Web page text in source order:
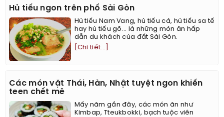
Hủ tiếu ngon trên phố Sài Gòn
Hủ tiếu Nam Vang, hủ tiếu cá, hủ tiếu sa tế
hay hủ tiếu gõ... là những món ăn hấp
dẫn du khách của đất Sài Gòn.
[Chi tiết...]
Các món vặt Thái, Hàn, Nhật tuyệt ngon khiến
teen chết mê
Mấy năm gần đây, các món ăn như
Kimbap, Tteukbokki, bạch tuộc viên